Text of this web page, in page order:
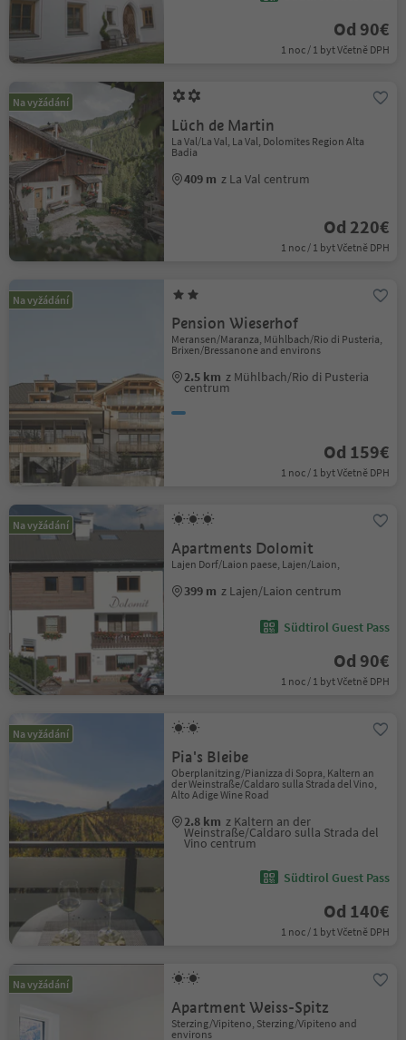
Od 90€
1 noc / 1 byt Včetně DPH
Na vyžádání
Lüch de Martin
La Val/La Val, La Val, Dolomites Region Alta
Badia
409 m z La Val centrum
Od 220€
1 noc / 1 byt Včetně DPH
Na vyžádání
Pension Wieserhof
Meransen/Maranza, Mühlbach/Rio di Pusteria,
Brixen/Bressanone and environs
2.5 km z Mühlbach/Rio di Pusteria
centrum
Od 159€
1 noc / 1 byt Včetně DPH
Na vyžádání
Apartments Dolomit
Lajen Dorf/Laion paese, Lajen/Laion,
399 m z Lajen/Laion centrum
Südtirol Guest Pass
Od 90€
1 noc / 1 byt Včetně DPH
Na vyžádání
Pia's Bleibe
Oberplanitzing/Pianizza di Sopra, Kaltern an
der Weinstraße/Caldaro sulla Strada del Vino,
Alto Adige Wine Road
2.8 km z Kaltern an der
Weinstraße/Caldaro sulla Strada del
Vino centrum
Südtirol Guest Pass
Od 140€
1 noc / 1 byt Včetně DPH
Na vyžádání
Apartment Weiss-Spitz
Sterzing/Vipiteno, Sterzing/Vipiteno and
environs